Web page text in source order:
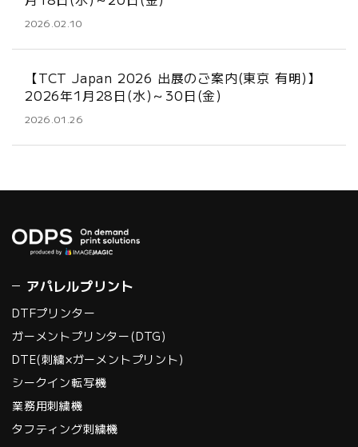
2026.02.10
【TCT Japan 2026 出展のご案内(東京 有明)】
2026年1月28日(水)～30日(金)
2026.01.26
アパレルプリント
DTFプリンター
ガーメントプリンター(DTG)
DTE(刺繍×ガーメントプリント)
シークイン転写機
業務用刺繍機
タフティング刺繍機